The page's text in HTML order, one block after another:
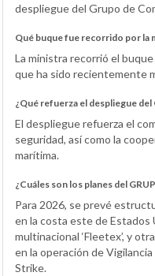
despliegue del Grupo de
Qué buque fue recorrido por la
La ministra recorrió el buque
que ha sido recientemente
¿Qué refuerza el despliegue
El despliegue refuerza el
seguridad, así como la
marítima.
¿Cuáles son los planes del
Para 2026, se prevé
en la costa este de Estados
multinacional ‘Fleetex’, y
en la operación de
Strike.